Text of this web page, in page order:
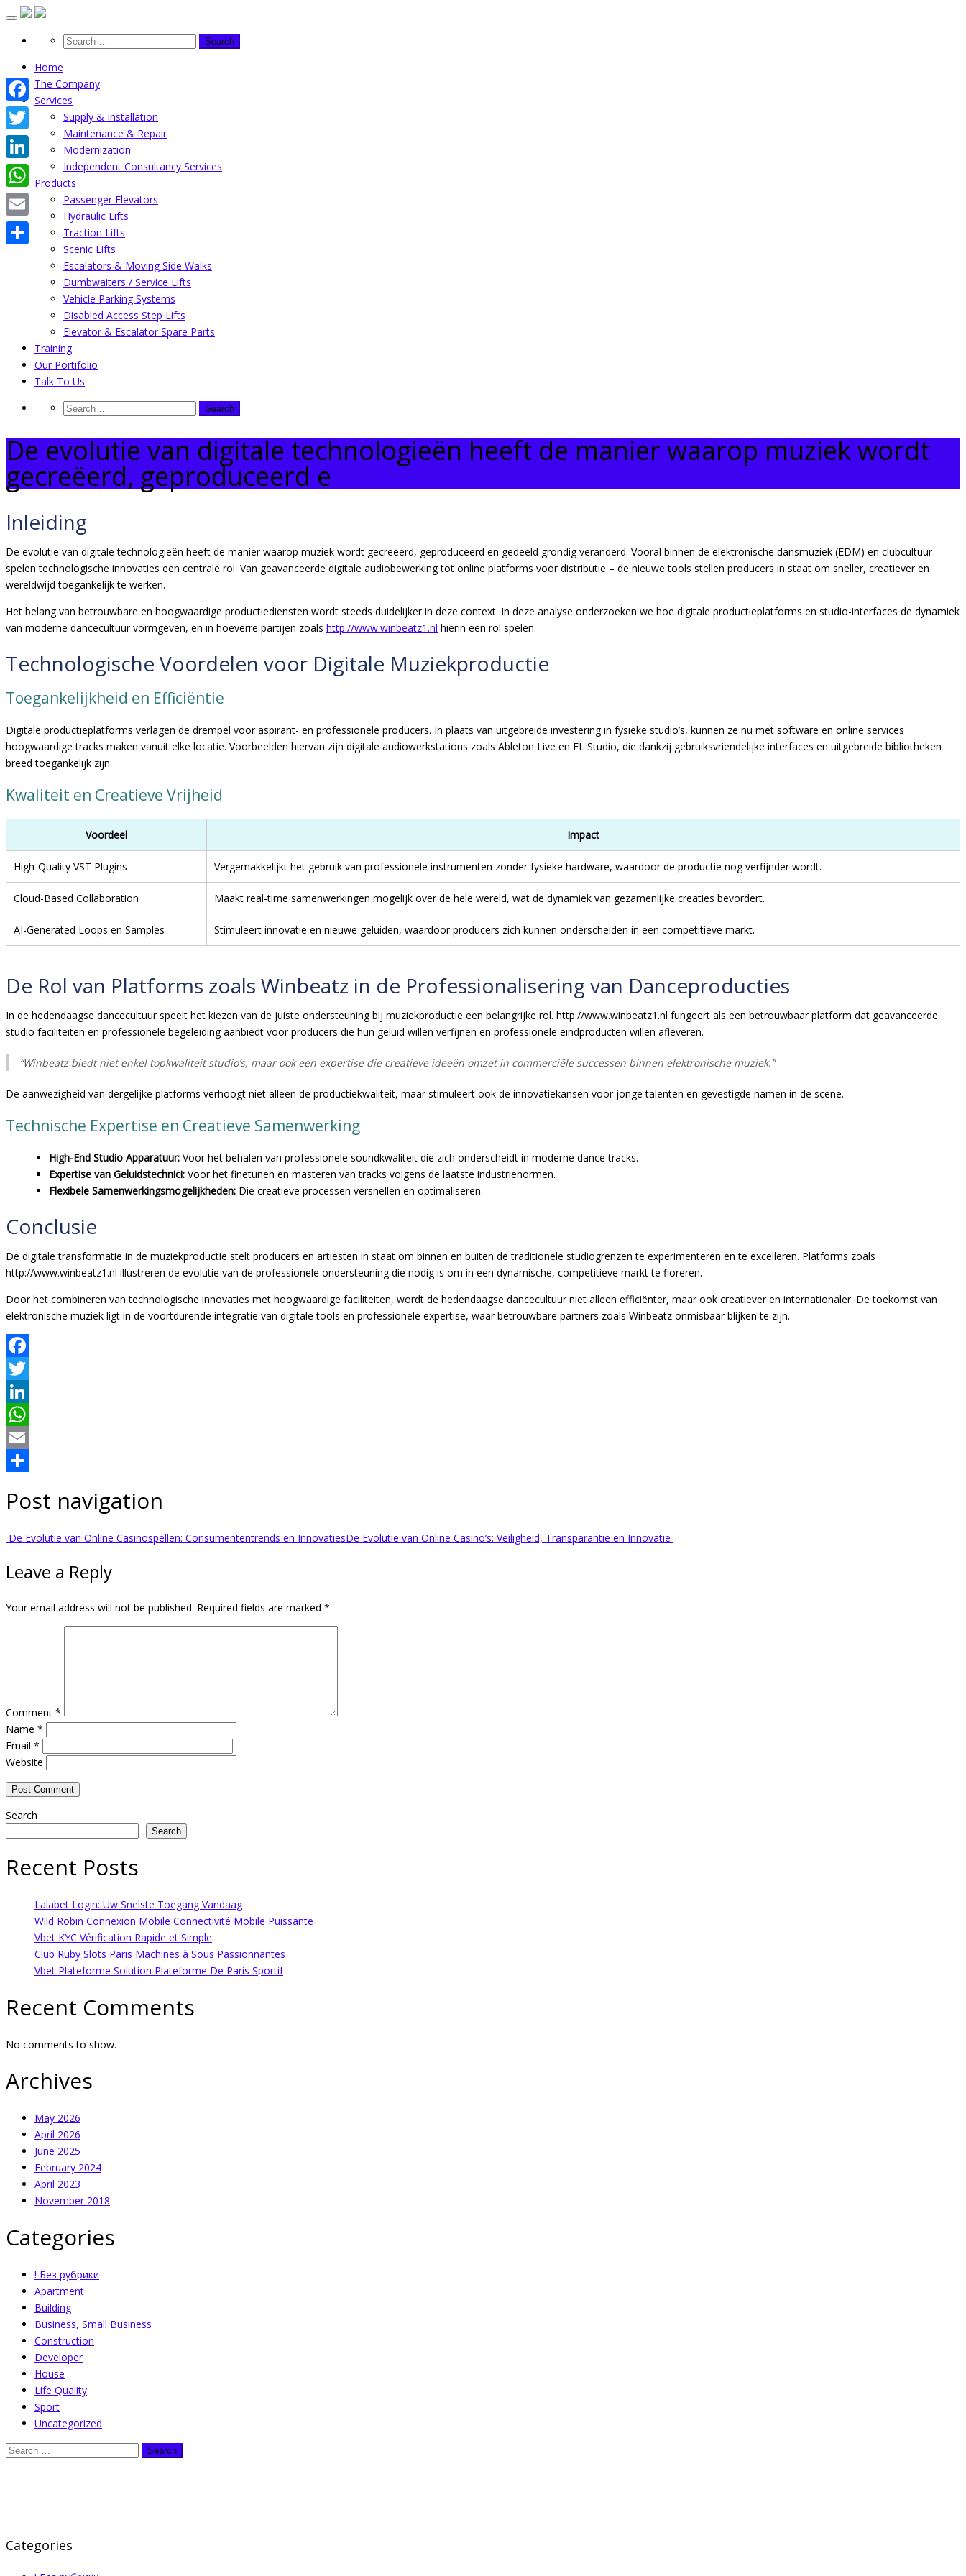
Skip
content
Home
The Company
Services
Supply & Installation
Maintenance & Repair
Modernization
Independent Consultancy Services
Products
Passenger Elevators
Hydraulic Lifts
Traction Lifts
Scenic Lifts
Escalators & Moving Side Walks
Dumbwaiters / Service Lifts
Vehicle Parking Systems
Disabled Access Step Lifts
Elevator & Escalator Spare Parts
Training
Our Portifolio
Talk To Us
De evolutie van digitale technologieën heeft de manier waarop muziek wordt
gecreëerd, geproduceerd e
Inleiding
De evolutie van digitale technologieën heeft de manier waarop muziek wordt gecreëerd, geproduceerd en gedeeld grondig veranderd. Vooral binnen de elektronische dansmuziek (EDM) en clubcultuur
spelen technologische innovaties een centrale rol. Van geavanceerde digitale audiobewerking tot online platforms voor distributie – de nieuwe tools stellen producers in staat om sneller, creatiever en
wereldwijd toegankelijk te werken.
Het belang van betrouwbare en hoogwaardige productiediensten wordt steeds duidelijker in deze context. In deze analyse onderzoeken we hoe digitale productieplatforms en studio-interfaces de dynamiek
van moderne dancecultuur vormgeven, en in hoeverre partijen zoals http://www.winbeatz1.nl hierin een rol spelen.
Technologische Voordelen voor Digitale Muziekproductie
Toegankelijkheid en Efficiëntie
Digitale productieplatforms verlagen de drempel voor aspirant- en professionele producers. In plaats van uitgebreide investering in fysieke studio’s, kunnen ze nu met software en online services
hoogwaardige tracks maken vanuit elke locatie. Voorbeelden hiervan zijn digitale audiowerkstations zoals Ableton Live en FL Studio, die dankzij gebruiksvriendelijke interfaces en uitgebreide bibliotheken
breed toegankelijk zijn.
Kwaliteit en Creatieve Vrijheid
Voordeel Impact
High-Quality VST Plugins Vergemakkelijkt het gebruik van professionele instrumenten zonder fysieke hardware, waardoor de productie nog verfijnder wordt.
Cloud-Based Collaboration Maakt real-time samenwerkingen mogelijk over de hele wereld, wat de dynamiek van gezamenlijke creaties bevordert.
AI-Generated Loops en Samples Stimuleert innovatie en nieuwe geluiden, waardoor producers zich kunnen onderscheiden in een competitieve markt.
De Rol van Platforms zoals Winbeatz in de Professionalisering van Danceproducties
In de hedendaagse dancecultuur speelt het kiezen van de juiste ondersteuning bij muziekproductie een belangrijke rol. http://www.winbeatz1.nl fungeert als een betrouwbaar platform dat geavanceerde
studio faciliteiten en professionele begeleiding aanbiedt voor producers die hun geluid willen verfijnen en professionele eindproducten willen afleveren.
“Winbeatz biedt niet enkel topkwaliteit studio’s, maar ook een expertise die creatieve ideeën omzet in commerciële successen binnen elektronische muziek.”
De aanwezigheid van dergelijke platforms verhoogt niet alleen de productiekwaliteit, maar stimuleert ook de innovatiekansen voor jonge talenten en gevestigde namen in de scene.
Technische Expertise en Creatieve Samenwerking
High-End Studio Apparatuur: Voor het behalen van professionele soundkwaliteit die zich onderscheidt in moderne dance tracks.
Expertise van Geluidstechnici: Voor het finetunen en masteren van tracks volgens de laatste industrienormen.
Flexibele Samenwerkingsmogelijkheden: Die creatieve processen versnellen en optimaliseren.
Conclusie
De digitale transformatie in de muziekproductie stelt producers en artiesten in staat om binnen en buiten de traditionele studiogrenzen te experimenteren en te excelleren. Platforms zoals
http://www.winbeatz1.nl illustreren de evolutie van de professionele ondersteuning die nodig is om in een dynamische, competitieve markt te floreren.
Door het combineren van technologische innovaties met hoogwaardige faciliteiten, wordt de hedendaagse dancecultuur niet alleen efficiënter, maar ook creatiever en internationaler. De toekomst van
elektronische muziek ligt in de voortdurende integratie van digitale tools en professionele expertise, waar betrouwbare partners zoals Winbeatz onmisbaar blijken te zijn.
Facebook
Twitter
LinkedIn
WhatsApp
Email
Post navigation
De Evolutie van Online Casinospellen: Consumententrends en InnovatiesDe Evolutie van Online Casino’s: Veiligheid, Transparantie en Innovatie
Leave a Reply
Your email address will not be published. Required fields are marked *
Comment *
Name *
Email *
Website
Search
Search
Recent Posts
Lalabet Login: Uw Snelste Toegang Vandaag
Wild Robin Connexion Mobile Connectivité Mobile Puissante
Vbet KYC Vérification Rapide et Simple
Club Ruby Slots Paris Machines à Sous Passionnantes
Vbet Plateforme Solution Plateforme De Paris Sportif
Recent Comments
No comments to show.
Archives
May 2026
April 2026
June 2025
February 2024
April 2023
November 2018
Categories
! Без рубрики
Apartment
Building
Business, Small Business
Construction
Developer
House
Life Quality
Sport
Uncategorized
Categories
Facebook
Twitter
LinkedIn
WhatsApp
Email